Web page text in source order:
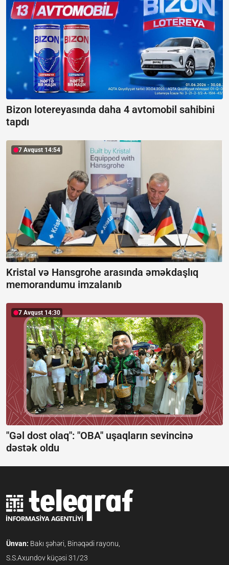
Bizon lotereyasında daha 4 avtomobil sahibini
tapdı
7 Avqust 14:54
Kristal və Hansgrohe arasında əməkdaşlıq
memorandumu imzalanıb
7 Avqust 14:30
"Gəl dost olaq": "OBA" uşaqların sevincinə
dəstək oldu
Ünvan: Bakı şəhəri, Binəqədi rayonu,
S.S.Axundov küçəsi 31/23